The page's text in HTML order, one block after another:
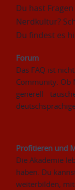
Du hast
Nerdkultur?
Du findest es
Forum
Das FAQ ist
Community. Ob
generell -
Profitieren und
Die Akademie
haben. Du
weiterbilden,